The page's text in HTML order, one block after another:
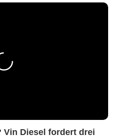
Vin Diesel fordert drei